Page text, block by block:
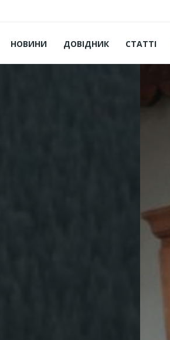
НОВИНИ ДОВІДНИК СТАТТІ